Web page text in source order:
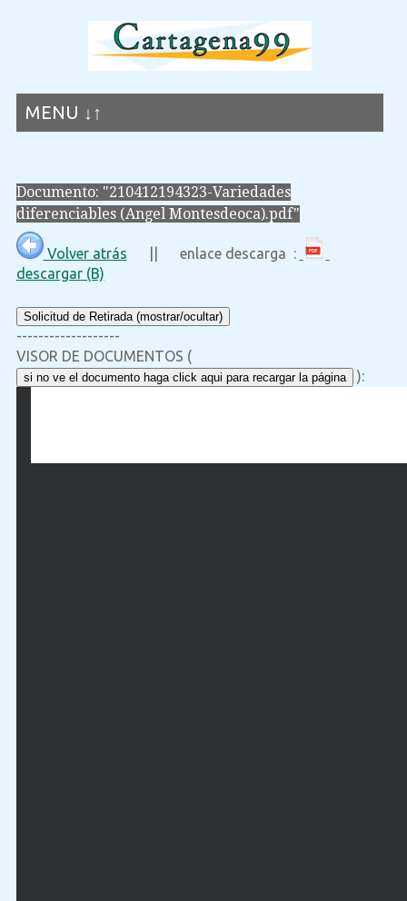
MENU ↓↑
Documento: "210412194323-Variedades
diferenciables (Angel Montesdeoca).pdf"
Volver atrás || enlace descarga :
descargar (B)
Solicitud de Retirada (mostrar/ocultar)
-------------------
VISOR DE DOCUMENTOS (
si no ve el documento haga click aqui para recargar la página ):